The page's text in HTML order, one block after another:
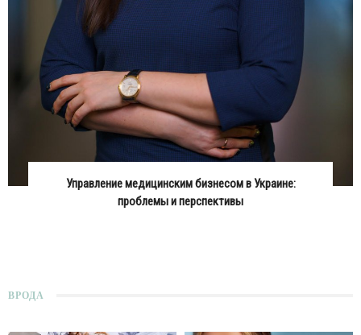
Управление медицинским бизнесом в Украине:
проблемы и перспективы
ВРОДА